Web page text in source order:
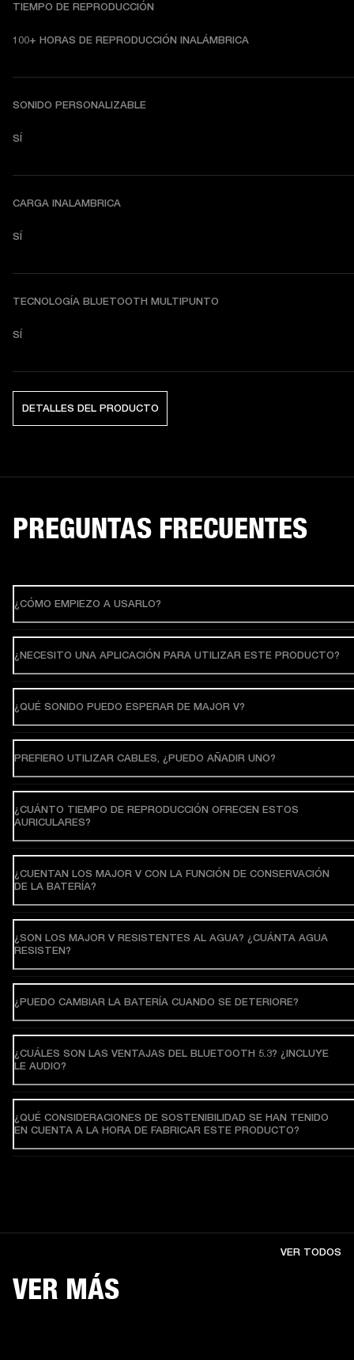
TIEMPO DE REPRODUCCIÓN
100+ HORAS DE REPRODUCCIÓN INALÁMBRICA
SONIDO PERSONALIZABLE
SÍ
CARGA INALAMBRICA
SÍ
TECNOLOGÍA BLUETOOTH MULTIPUNTO
SÍ
DETALLES DEL PRODUCTO
PREGUNTAS FRECUENTES
¿CÓMO EMPIEZO A USARLO?
¿NECESITO UNA APLICACIÓN PARA UTILIZAR ESTE PRODUCTO?
¿QUÉ SONIDO PUEDO ESPERAR DE MAJOR V?
PREFIERO UTILIZAR CABLES, ¿PUEDO AÑADIR UNO?
¿CUÁNTO TIEMPO DE REPRODUCCIÓN OFRECEN ESTOS
AURICULARES?
¿CUENTAN LOS MAJOR V CON LA FUNCIÓN DE CONSERVACIÓN
DE LA BATERÍA?
¿SON LOS MAJOR V RESISTENTES AL AGUA? ¿CUÁNTA AGUA
RESISTEN?
¿PUEDO CAMBIAR LA BATERÍA CUANDO SE DETERIORE?
¿CUÁLES SON LAS VENTAJAS DEL BLUETOOTH 5.3? ¿INCLUYE
LE AUDIO?
¿QUÉ CONSIDERACIONES DE SOSTENIBILIDAD SE HAN TENIDO
EN CUENTA A LA HORA DE FABRICAR ESTE PRODUCTO?
VER MÁS
VER TODOS